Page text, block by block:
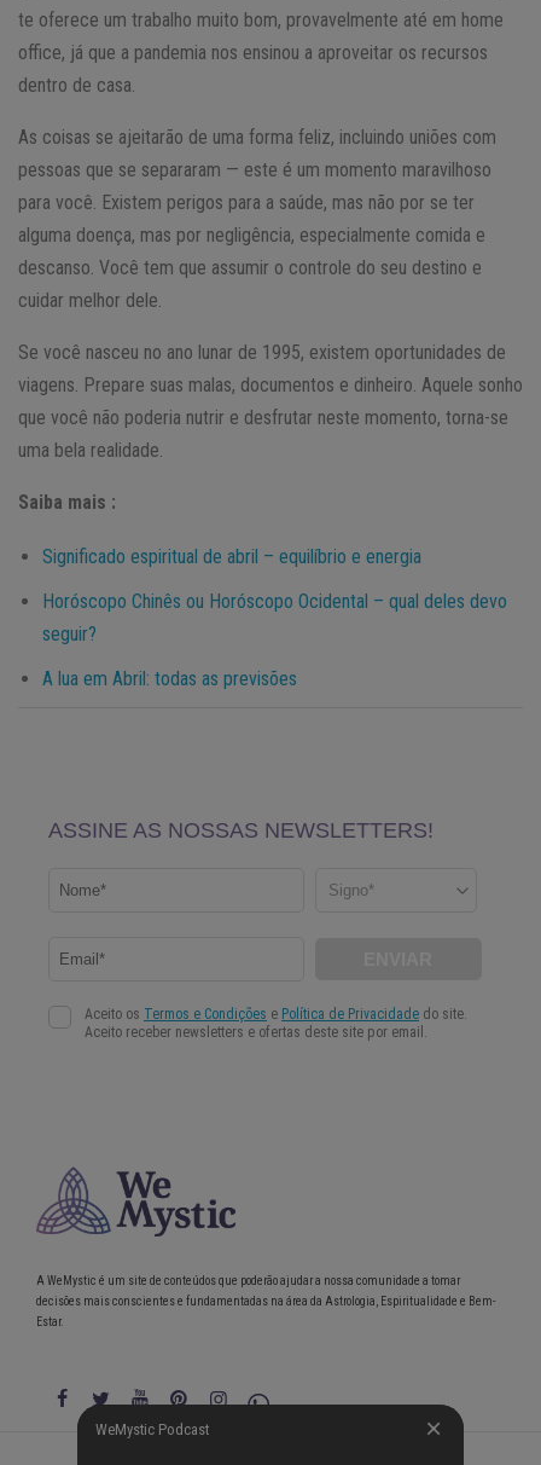
te oferece um trabalho muito bom, provavelmente até em home
office, já que a pandemia nos ensinou a aproveitar os recursos
dentro de casa.
As coisas se ajeitarão de uma forma feliz, incluindo uniões com
pessoas que se separaram — este é um momento maravilhoso
para você. Existem perigos para a saúde, mas não por se ter
alguma doença, mas por negligência, especialmente comida e
descanso. Você tem que assumir o controle do seu destino e
cuidar melhor dele.
Se você nasceu no ano lunar de 1995, existem oportunidades de
viagens. Prepare suas malas, documentos e dinheiro. Aquele sonho
que você não poderia nutrir e desfrutar neste momento, torna-se
uma bela realidade.
Saiba mais :
Significado espiritual de abril – equilíbrio e energia
Horóscopo Chinês ou Horóscopo Ocidental – qual deles devo
seguir?
A lua em Abril: todas as previsões
WeMystic Podcast
A WeMystic é um site de conteúdos que poderão ajudar a nossa comunidade a tomar
decisões mais conscientes e fundamentadas na área da Astrologia, Espiritualidade e Bem-
Estar.
WeMystic Podcast